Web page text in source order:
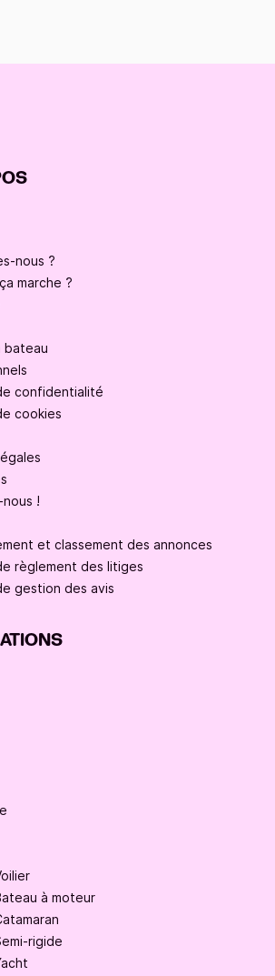
nous ?
marche ?
bateau
confidentialité
cookies
!
et classement des annonces
règlement des litiges
gestion des avis
à moteur
rigide